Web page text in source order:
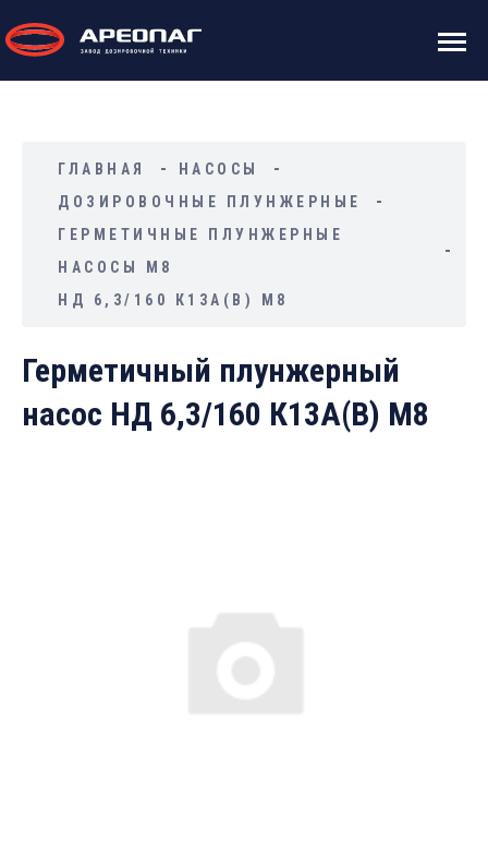
ГЛАВНАЯ
НАСОСЫ
ДОЗИРОВОЧНЫЕ ПЛУНЖЕРНЫЕ
ГЕРМЕТИЧНЫЕ ПЛУНЖЕРНЫЕ
НАСОСЫ М8
НД 6,3/160 К13А(В) М8
Герметичный плунжерный
насос НД 6,3/160 К13А(В) М8